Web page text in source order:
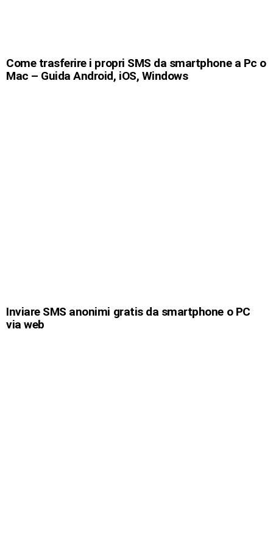
Come trasferire i propri SMS da smartphone a Pc o
Mac – Guida Android, iOS, Windows
Inviare SMS anonimi gratis da smartphone o PC
via web